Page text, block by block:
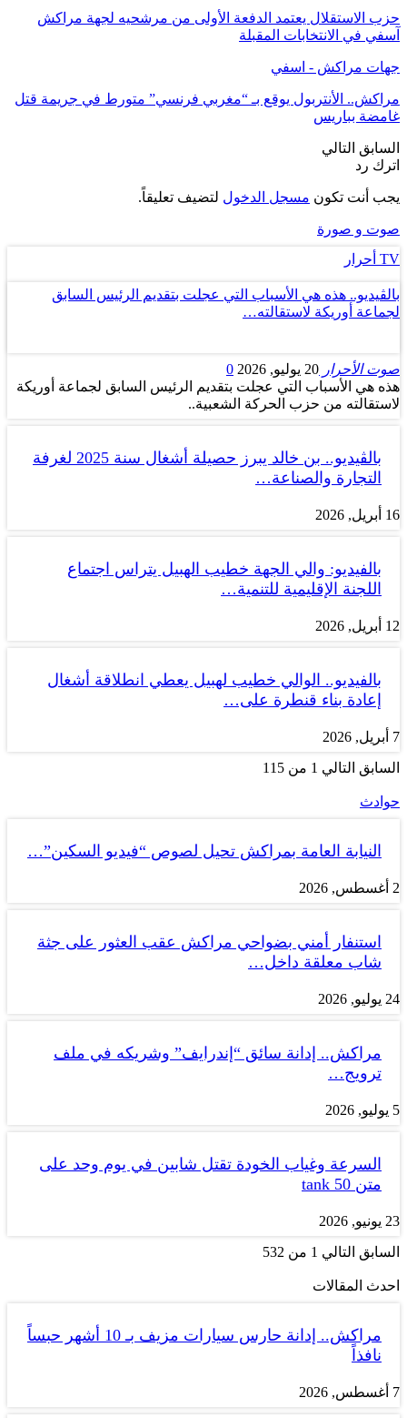
حزب الاستقلال يعتمد الدفعة الأولى من مرشحيه لجهة مراكش
آسفي في الانتخابات المقبلة
جهات مراكش - اسفي
مراكش.. الأنتربول يوقع بـ “مغربي فرنسي” متورط في جريمة قتل
غامضة بباريس
السابق التالي
اترك رد
يجب أنت تكون مسجل الدخول لتضيف تعليقاً.
صوت و صورة
TV أحرار
بالڤيديو.. هذه هي الأسباب التي عجلت بتقديم الرئيس السابق
لجماعة أوريكة لاستقالته…
صوت الأحرار 20 يوليو, 2026
0
هذه هي الأسباب التي عجلت بتقديم الرئيس السابق لجماعة أوريكة
لاستقالته من حزب الحركة الشعبية..
بالڤيديو.. بن خالد يبرز حصيلة أشغال سنة 2025 لغرفة
التجارة والصناعة…
16 أبريل, 2026
بالفيديو: والي الجهة خطيب الهبيل يتراس اجتماع
اللجنة الإقليمية للتنمية…
12 أبريل, 2026
بالفيديو.. الوالي خطيب لهبيل يعطي انطلاقة أشغال
إعادة بناء قنطرة على…
7 أبريل, 2026
السابق التالي 1 من 115
حوادث
النيابة العامة بمراكش تحيل لصوص “فيديو السكين”…
2 أغسطس, 2026
استنفار أمني بضواحي مراكش عقب العثور على جثة
شاب معلقة داخل…
24 يوليو, 2026
مراكش.. إدانة سائق “إندرايف” وشريكه في ملف
ترويج…
5 يوليو, 2026
السرعة وغياب الخودة تقتل شابين في يوم وحد على
متن tank 50
23 يونيو, 2026
السابق التالي 1 من 532
احدث المقالات
مراكش.. إدانة حارس سيارات مزيف بـ 10 أشهر حبساً
نافذاً
7 أغسطس, 2026